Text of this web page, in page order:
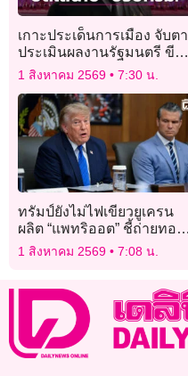
เกาะประเด็นการเมือง จับตา
ประเมินผลงานรัฐมนตรี ขีด
เส้น 1 ปี ‘ปรับครม.’
1 สิงหาคม 2569 7:30 น.
ทรัมป์ยังไม่ไฟเขียวยูเครน
ผลิต “แพทริออต” ชี้ถ่ายทอด
เทคโนโลยีอาวุธต้อง
1 สิงหาคม 2569 7:08 น.